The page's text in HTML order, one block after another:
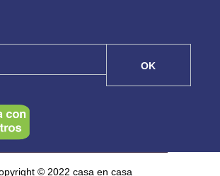
© 2022 casa en casa